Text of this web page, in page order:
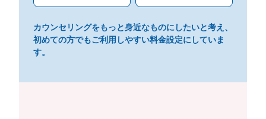
カウンセリングをもっと身近なものにしたいと考え、
初めての方でもご利用しやすい料金設定にしていま
す。